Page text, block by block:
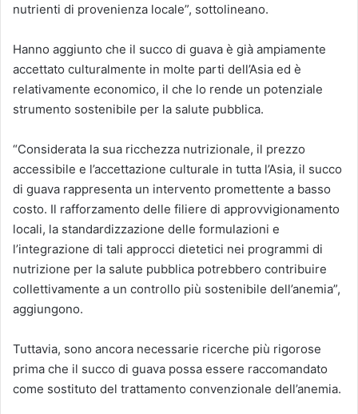
nutrienti di provenienza locale”, sottolineano.
Hanno aggiunto che il succo di guava è già ampiamente
accettato culturalmente in molte parti dell’Asia ed è
relativamente economico, il che lo rende un potenziale
strumento sostenibile per la salute pubblica.
“Considerata la sua ricchezza nutrizionale, il prezzo
accessibile e l’accettazione culturale in tutta l’Asia, il succo
di guava rappresenta un intervento promettente a basso
costo. Il rafforzamento delle filiere di approvvigionamento
locali, la standardizzazione delle formulazioni e
l’integrazione di tali approcci dietetici nei programmi di
nutrizione per la salute pubblica potrebbero contribuire
collettivamente a un controllo più sostenibile dell’anemia”,
aggiungono.
Tuttavia, sono ancora necessarie ricerche più rigorose
prima che il succo di guava possa essere raccomandato
come sostituto del trattamento convenzionale dell’anemia.